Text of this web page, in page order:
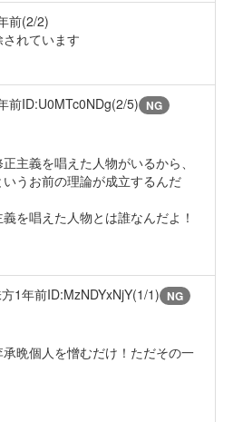
前(2/2)
れています
前ID:U0MTc0NDg(2/5) NG
主義を唱えた人物がいるから、
うお前の理論が成立するんだ
を唱えた人物とは誰なんだよ！
1年前ID:MzNDYxNjY(1/1) NG
晩個人を憎むだけ！ただその一